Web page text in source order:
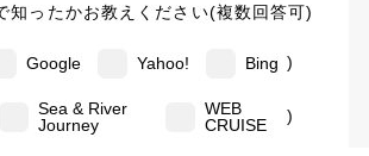
知ったかお教えください(複数回答可)
Google Yahoo! Bing )
Sea & River
Journey
WEB
CRUISE
)